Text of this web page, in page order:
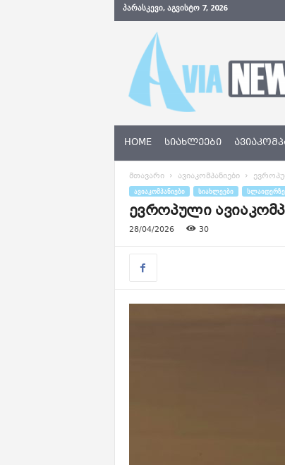
ᲞᲐᲠᲐᲡᲙᲔᲕᲘ, ᲐᲒᲕᲘᲡᲢᲝ 7, 2026
N
w
s
e
HOME ᲡᲘᲐᲮᲚᲔᲔᲑᲘ
მთავარი ავიაკომპანიები
ᲐᲕᲘᲐᲙᲝᲛᲞᲐᲜᲘᲔᲑᲘ ᲡᲘᲐᲮᲚᲔᲔᲑᲘ ᲡᲚᲐᲘᲓᲔᲠᲖᲔ
ევროპული
28/04/2026 30